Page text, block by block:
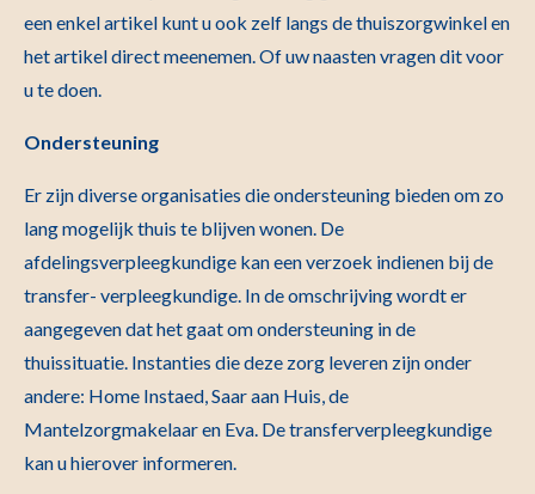
een enkel artikel kunt u ook zelf langs de thuiszorgwinkel en
het artikel direct meenemen. Of uw naasten vragen dit voor
u te doen.
Ondersteuning
Er zijn diverse organisaties die ondersteuning bieden om zo
lang mogelijk thuis te blijven wonen. De
afdelingsverpleegkundige kan een verzoek indienen bij de
transfer- verpleegkundige. In de omschrijving wordt er
aangegeven dat het gaat om ondersteuning in de
thuissituatie. Instanties die deze zorg leveren zijn onder
andere: Home Instaed, Saar aan Huis, de
Mantelzorgmakelaar en Eva. De transferverpleegkundige
kan u hierover informeren.